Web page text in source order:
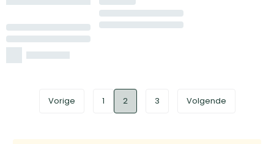
Vorige 1 2 3 Volgende